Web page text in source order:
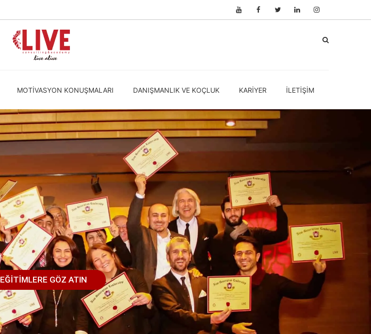
MOTIVASYON KONUŞMALARI DANIŞMANLIK VE KOÇLUK KARIYER İLETIŞIM
EĞİTİMLERE GÖZ ATIN